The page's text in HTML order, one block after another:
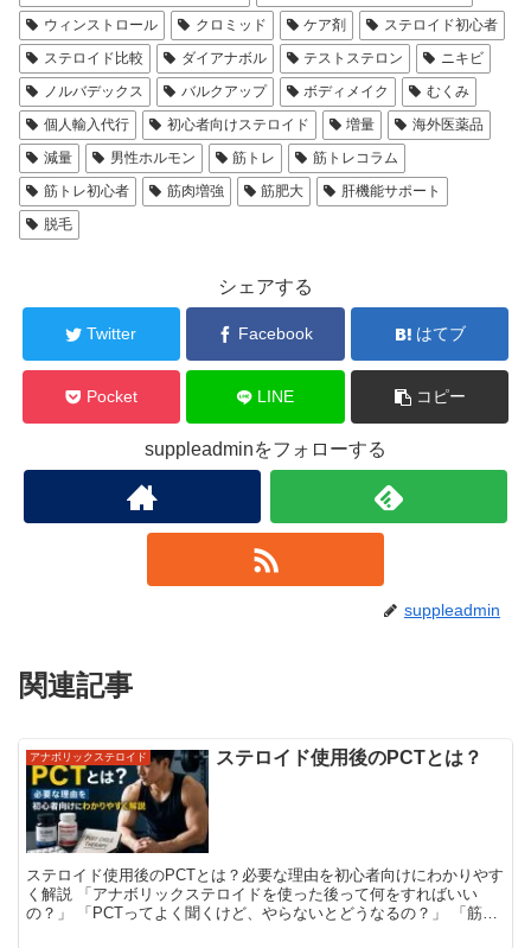
ウィンストロール
クロミッド ケア剤
ステロイド初心者
ステロイド比較
ダイアナボル テストステロン
ニキビ
ノルバデックス
バルクアップ ボディメイク
むくみ
個人輸入代行
初心者向けステロイド 増量
海外医薬品
減量
男性ホルモン 筋トレ
筋トレコラム
筋トレ初心者
筋肉増強 筋肥大
肝機能サポート
脱毛
シェアする
Twitter Facebook はてブ
Pocket LINE コピー
suppleadminをフォローする
suppleadmin
関連記事
アナボリックステロイド ステロイド使用後のPCTとは？
ステロイド使用後のPCTとは？必要な理由を初心者向けにわかりやす
く解説 「アナボリックステロイドを使った後って何をすればいい
の？」 「PCTってよく聞くけど、やらないとどうなるの？」 「筋肉